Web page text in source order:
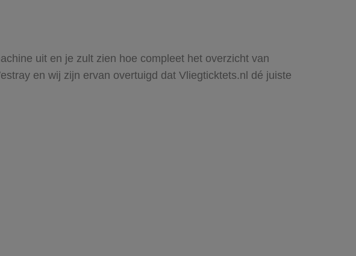
uit en je zult zien hoe compleet het overzicht van
en wij zijn ervan overtuigd dat Vliegticktets.nl dé juiste